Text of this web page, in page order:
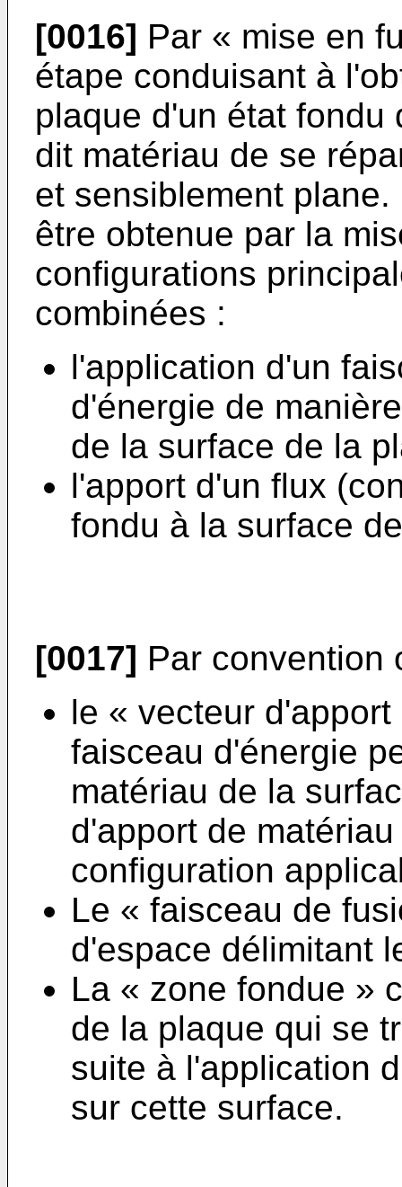
[0016] Par « mise en
étape conduisant à
plaque d'un état fondu
dit matériau de se
et sensiblement
être obtenue par la
configurations
combinées :
l'application d'un
d'énergie de
de la surface de la
l'apport d'un flux
fondu à la surface
[0017] Par convention
le « vecteur
faisceau d'énergie
matériau de la
d'apport de
configuration
Le « faisceau de
d'espace délimitant
La « zone fondue »
de la plaque qui se
suite à l'application
sur cette surface.